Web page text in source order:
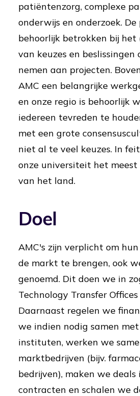
patiëntenzorg, complexe
onderwijs en onderzoek.
behoorlijk betrokken bij het
van keuzes en beslissingen
nemen aan projecten.
AMC een belangrijke
en onze regio is behoorlijk
iedereen tevreden te
met een grote
niet al te veel keuzes. In
onze universiteit het
van het land.
Doel
AMC's zijn verplicht om
de markt te brengen, ook
genoemd. Dit doen we in
Technology Transfer Offices
Daarnaast regelen we
we indien nodig samen
instituten, werken we
marktbedrijven (bijv.
bedrijven), maken we deals
contracten en schalen we